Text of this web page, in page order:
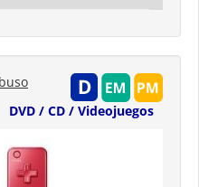
DVD / CD / Videojuegos